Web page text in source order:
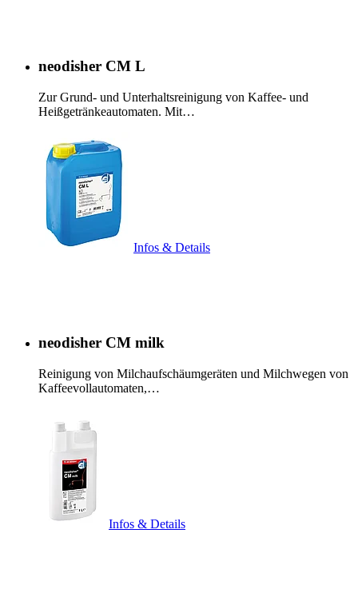
neodisher CM L
Zur Grund- und Unterhaltsreinigung von Kaffee- und
Heißgetränkeautomaten. Mit…
Infos & Details
neodisher CM milk
Reinigung von Milchaufschäumgeräten und Milchwegen von
Kaffeevollautomaten,…
Infos & Details